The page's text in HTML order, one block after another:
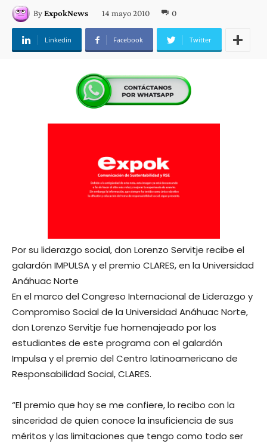
ByExpokNews 14 mayo 2010 0
Linkedin Facebook Twitter
Por su liderazgo social, don Lorenzo Servitje recibe el
galardón IMPULSA y el premio CLARES, en la Universidad
Anáhuac Norte
En el marco del Congreso Internacional de Liderazgo y
Compromiso Social de la Universidad Anáhuac Norte,
don Lorenzo Servitje fue homenajeado por los
estudiantes de este programa con el galardón
Impulsa y el premio del Centro latinoamericano de
Responsabilidad Social, CLARES.
“El premio que hoy se me confiere, lo recibo con la
sinceridad de quien conoce la insuficiencia de sus
méritos y las limitaciones que tengo como todo ser